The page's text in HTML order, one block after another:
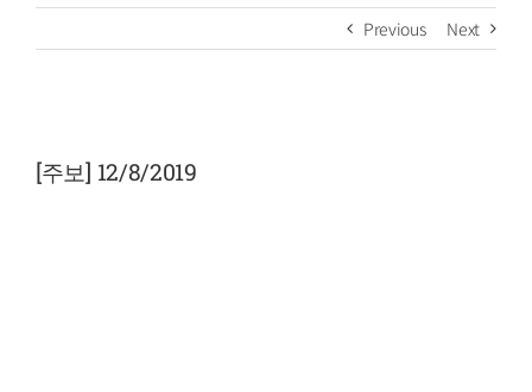
Previous Next
Larger
Image
[주보] 12/8/2019